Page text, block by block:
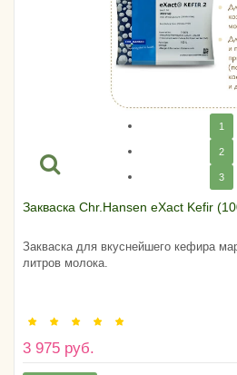
1
2
3
Закваска Chr.Hansen eXact Kefir
Закваска для вкуснейшего кефира
литров молока.
3 975 руб.